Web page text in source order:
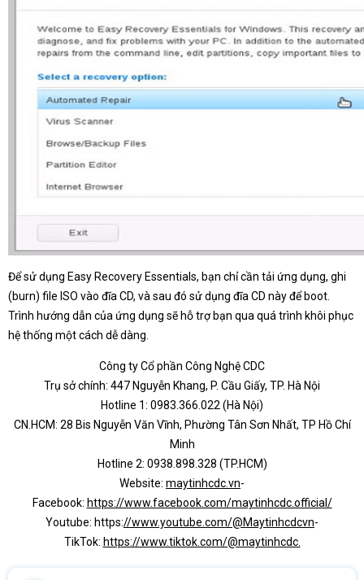
Để sử dụng Easy Recovery Essentials, bạn chỉ cần tải ứng dụng, ghi
(burn) file ISO vào đĩa CD, và sau đó sử dụng đĩa CD này để boot.
Trình hướng dẫn của ứng dụng sẽ hỗ trợ bạn qua quá trình khôi phục
hệ thống một cách dễ dàng.
Công ty Cổ phần Công Nghệ CDC
Trụ sở chính: 447 Nguyễn Khang, P. Cầu Giấy, TP. Hà Nội
Hotline 1: 0983.366.022 (Hà Nội)
CN.HCM: 28 Bis Nguyễn Văn Vĩnh, Phường Tân Sơn Nhất, TP Hồ Chí
Minh
Hotline 2: 0938.898.328 (TP.HCM)
Website: maytinhcdc.vn-
Facebook: https://www.facebook.com/maytinhcdc.official/
Youtube: https://www.youtube.com/@Maytinhcdcvn-
TikTok: https://www.tiktok.com/@maytinhcdc.